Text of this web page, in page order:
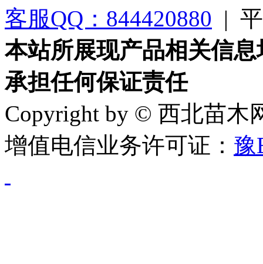
客服QQ：844420880 |
本站所展现产品相关信
承担任何保证责任
Copyright by © 西北苗木
增值电信业务许可证： 豫